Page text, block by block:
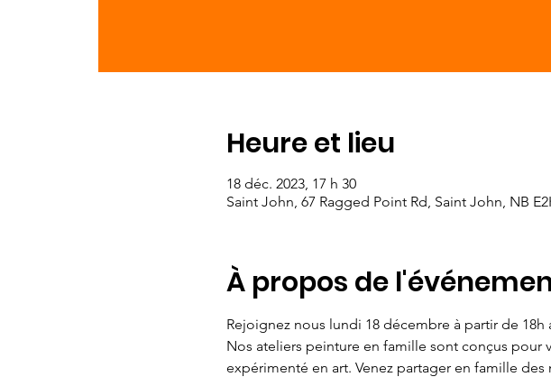
Heure et lieu
18 déc. 2023, 17 h 30
Saint John, 67 Ragged Point Rd, Saint John, NB
À propos de
Rejoignez nous lundi 18 décembre à partir de
Nos ateliers peinture en famille sont conçus pour
expérimenté en art. Venez partager en famille